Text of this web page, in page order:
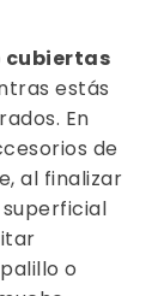
cubiertas
estás
En
de
al finalizar
o